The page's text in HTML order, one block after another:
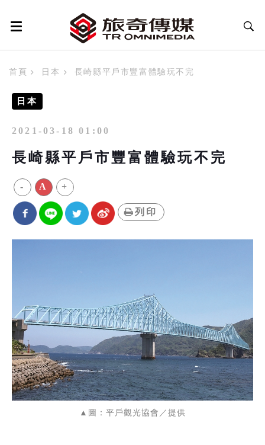
首頁 日本 長崎縣平戶市豐富體驗玩不完
日本
2021-03-18 01:00
長崎縣平戶市豐富體驗玩不完
- A +
列印
▲圖：平戶觀光協會／提供